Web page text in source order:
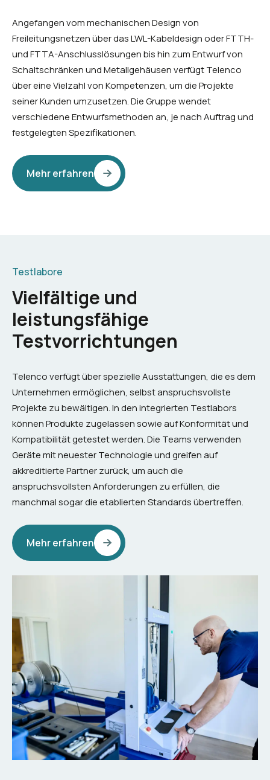
Angefangen vom mechanischen Design von
Freileitungsnetzen über das LWL-Kabeldesign oder FTTH-
und FTTA-Anschlusslösungen bis hin zum Entwurf von
Schaltschränken und Metallgehäusen verfügt Telenco
über eine Vielzahl von Kompetenzen, um die Projekte
seiner Kunden umzusetzen. Die Gruppe wendet
verschiedene Entwurfsmethoden an, je nach Auftrag und
festgelegten Spezifikationen.
Mehr erfahren
Testlabore
Vielfältige und
leistungsfähige
Testvorrichtungen
Telenco verfügt über spezielle Ausstattungen, die es dem
Unternehmen ermöglichen, selbst anspruchsvollste
Projekte zu bewältigen. In den integrierten Testlabors
können Produkte zugelassen sowie auf Konformität und
Kompatibilität getestet werden. Die Teams verwenden
Geräte mit neuester Technologie und greifen auf
akkreditierte Partner zurück, um auch die
anspruchsvollsten Anforderungen zu erfüllen, die
manchmal sogar die etablierten Standards übertreffen.
Mehr erfahren